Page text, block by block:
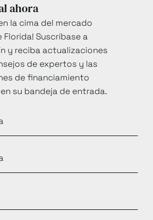
ahora
la cima del mercado
Suscríbase a
y reciba actualizaciones
de expertos y las
de financiamiento
su bandeja de entrada.